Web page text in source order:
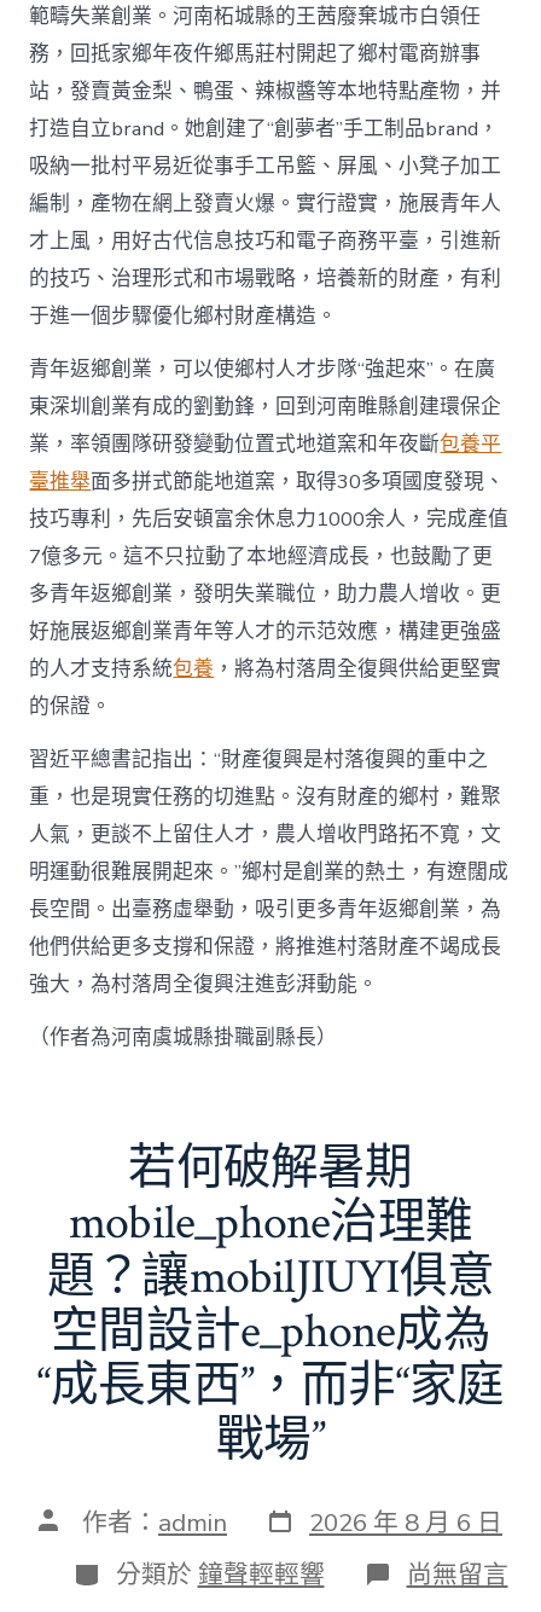
範疇失業創業。河南柘城縣的王茜廢棄城市白領任
務，回抵家鄉年夜仵鄉馬莊村開起了鄉村電商辦事
站，發賣黃金梨、鴨蛋、辣椒醬等本地特點產物，并
打造自立brand。她創建了“創夢者”手工制品brand，
吸納一批村平易近從事手工吊籃、屏風、小凳子加工
編制，產物在網上發賣火爆。實行證實，施展青年人
才上風，用好古代信息技巧和電子商務平臺，引進新
的技巧、治理形式和市場戰略，培養新的財產，有利
于進一個步驟優化鄉村財產構造。
青年返鄉創業，可以使鄉村人才步隊“強起來”。在廣
東深圳創業有成的劉勤鋒，回到河南睢縣創建環保企
業，率領團隊研發變動位置式地道窯和年夜斷包養平
臺推舉面多拼式節能地道窯，取得30多項國度發現、
技巧專利，先后安頓富余休息力1000余人，完成產值
7億多元。這不只拉動了本地經濟成長，也鼓勵了更
多青年返鄉創業，發明失業職位，助力農人增收。更
好施展返鄉創業青年等人才的示范效應，構建更強盛
的人才支持系統包養 ，將為村落周全復興供給更堅實
的保證。
習近平總書記指出：“財產復興是村落復興的重中之
重，也是現實任務的切進點。沒有財產的鄉村，難聚
人氣，更談不上留住人才，農人增收門路拓不寬，文
明運動很難展開起來。”鄉村是創業的熱土，有遼闊成
長空間。出臺務虛舉動，吸引更多青年返鄉創業，為
他們供給更多支撐和保證，將推進村落財產不竭成長
強大，為村落周全復興注進彭湃動能。
（作者為河南虞城縣掛職副縣長）
若何破解暑期
mobile_phone治理難
題？讓mobilJIUYI俱意
空間設計e_phone成為
“成長東西”，而非“家庭
戰場”
文 作者： admin 發
表
日
期
2026 年 8 月 6 日
分
類
分類於 鐘聲輕輕響 在
〈若
尚無留言